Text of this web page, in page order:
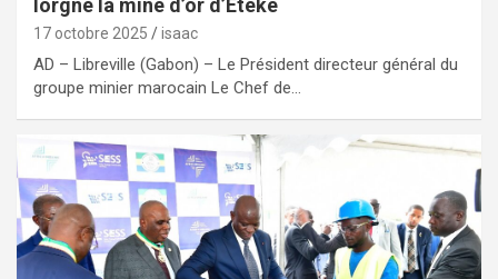
lorgne la mine d’or d’Etéké
17 octobre 2025 isaac
AD – Libreville (Gabon) – Le Président directeur général du
groupe minier marocain Le Chef de…